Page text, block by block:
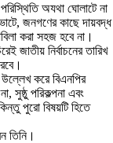
অযথা ঘোলাটে না
জনগণের কাছে দায়বদ্ধ
করা সহজ হবে না।
জাতীয় নির্বাচনের তারিখ
করে বিএনপির
সুষ্ঠু পরিকল্পনা এবং
পুরো বিষয়টি হিতে
তিনি।